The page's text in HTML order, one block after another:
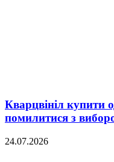
Кварцвініл купити
помилитися з
24.07.2026